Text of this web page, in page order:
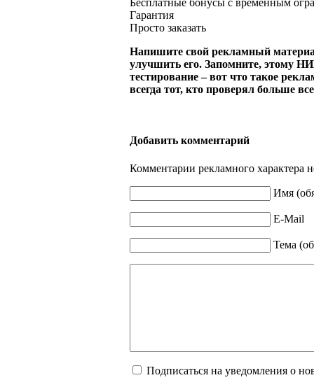
Бесплатные бонусы с временным
Гарантия
Просто заказать
Напишите свой рекламный
улучшить его. Запомните, этому
тестирование – вот что такое
всегда тот, кто проверял больше
Добавить комментарий
Комментарии рекламного характера
Имя
E-Mail
Тема
Подписаться на уведомления о